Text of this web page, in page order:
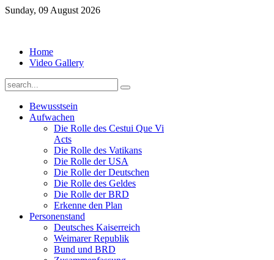
Sunday, 09 August 2026
Home
Video Gallery
Bewusstsein
Aufwachen
Die Rolle des Cestui Que Vi
Acts
Die Rolle des Vatikans
Die Rolle der USA
Die Rolle der Deutschen
Die Rolle des Geldes
Die Rolle der BRD
Erkenne den Plan
Personenstand
Deutsches Kaiserreich
Weimarer Republik
Bund und BRD